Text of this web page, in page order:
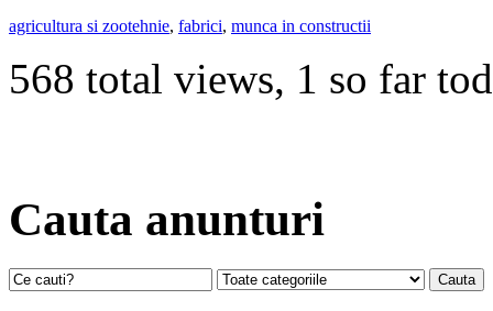
agricultura si zootehnie, fabrici, munca in constructii
568 total views, 1 so far
Cauta anunturi